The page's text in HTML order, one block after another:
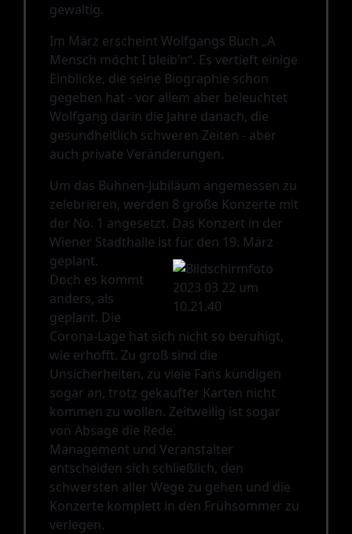
gewaltig.
Im März erscheint Wolfgangs Buch „A
Mensch möcht I bleib’n“. Es vertieft einige
Einblicke, die seine Biographie schon
gegeben hat - vor allem aber beleuchtet
Wolfgang darin die Jahre danach, die
gesundheitlich schweren Zeiten - aber
auch private Veränderungen.
Um das Bühnen-Jubiläum angemessen zu
zelebrieren, werden 8 große Konzerte mit
der No. 1 angesetzt. Das Konzert in der
Wiener Stadthalle ist für den 19. März
geplant.
Doch es kommt
anders, als
geplant. Die
Corona-Lage hat sich nicht so beruhigt,
wie erhofft. Zu groß sind die
Unsicherheiten, zu viele Fans kündigen
sogar an, trotz gekaufter Karten nicht
kommen zu wollen. Zeitweilig ist sogar
von Absage die Rede.
Management und Veranstalter
entscheiden sich schließlich, den
schwersten aller Wege zu gehen und die
Konzerte komplett in den Frühsommer zu
verlegen.